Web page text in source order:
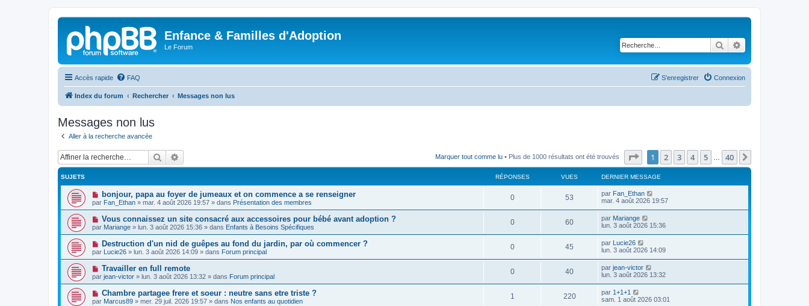
Enfance & Familles d'Adoption
Le Forum Rechercher
Accès rapide FAQ Connexion
S’enregistrer
Index du forum Rechercher Messages non lus
Messages non lus
Aller à la recherche avancée
Rechercher Marquer tout comme lu • Plus de 1000 résultats ont été trouvés Page sur40
1 2 3 4 5 40
SUJETS RÉPONSES VUES DERNIER MESSAGE
N
o
u
v
a
u
m
e
s
s
g
e
bonjour, papa au foyer de jumeaux et on commence a se renseigner
par Fan_Ethan » mar. 4 août 2026 19:57 » dans Présentation des membres
0 53 par Fan_Ethan
mar. 4 août 2026 19:57
N
o
u
v
e
a
u
m
e
s
s
a
g
Vous connaissez un site consacré aux accessoires pour bébé avant adoption ?
par Mariange » lun. 3 août 2026 15:36 » dans Enfants à Besoins Spécifiques
0 60 par Mariange
lun. 3 août 2026 15:36
N
o
u
v
a
u
m
e
Destruction d'un nid de guêpes au fond du jardin, par où commencer ?
par Lucie26 » lun. 3 août 2026 14:09 » dans Forum principal
0 45 par Lucie26
lun. 3 août 2026 14:09
N
o
u
e
a
Travailler en full remote
par jean-victor » lun. 3 août 2026 13:32 » dans Forum principal
0 40 par jean-victor
lun. 3 août 2026 13:32
N
o
Chambre partagee frere et soeur : neutre sans etre triste ?
par Marcus89 » mer. 29 juil. 2026 19:57 » dans Nos enfants au quotidien
1 220 par 1+1+1
sam. 1 août 2026 03:01